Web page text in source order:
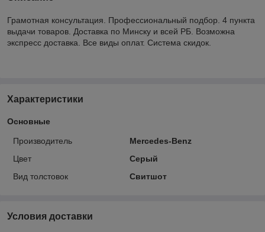
Грамотная консультация. Профессиональный подбор. 4 пункта
выдачи товаров. Доставка по Минску и всей РБ. Возможна
экспресс доставка. Все виды оплат. Система скидок.
Характеристики
Основные
Производитель
Mercedes-Benz
Цвет
Серый
Вид толстовок
Свитшот
Условия доставки